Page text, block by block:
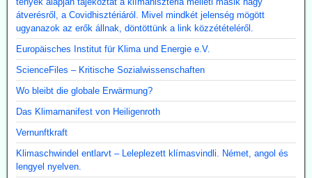
átverésről, a Covidhisztériáról. Mivel mindkét jelenség mögött
ugyanazok az erők állnak, döntöttünk a link közzétételéről.
Europäisches Institut für Klima und Energie e.V.
ScienceFiles – Kritische Sozialwissenschaften
Wo bleibt die globale Erwärmung?
Das Klimamanifest von Heiligenroth
Vernunftkraft
Klimaschwindel entlarvt – Leleplezett klímasvindli. Német, angol és
lengyel nyelven.